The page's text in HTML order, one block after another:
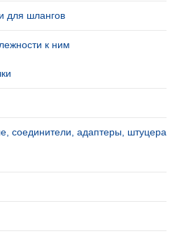
для шлангов
к ним
соединители, адаптеры, штуцера